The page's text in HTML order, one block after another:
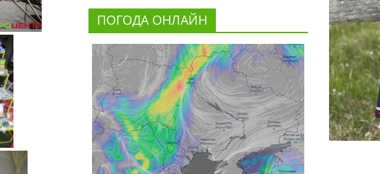
ПОГОДА ОНЛАЙН